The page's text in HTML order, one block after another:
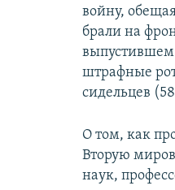
войну,
брали на
выпустившем
штрафные
сидельцев
О том, как
Вторую
наук,